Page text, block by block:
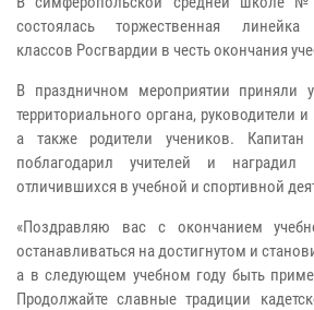
состоялась торжественная линейка
классов Росгвардии в честь окончания
В праздничном мероприятии приняли
территориального органа, руководители
а также родители учеников. Капитан
поблагодарил учителей и наградил
отличившихся в учебной и спортивной
«Поздравляю вас с окончанием
останавливаться на достигнутом и
а в следующем учебном году быть
Продолжайте славные традиции